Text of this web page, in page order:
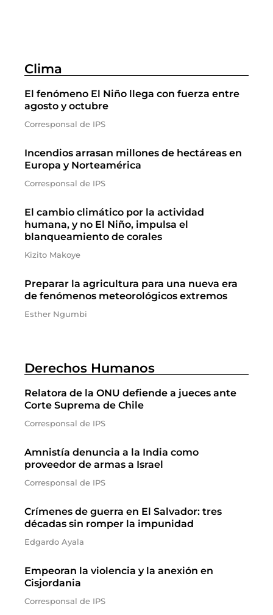
Clima
El fenómeno El Niño llega con fuerza entre
agosto y octubre
Corresponsal de IPS
Incendios arrasan millones de hectáreas en
Europa y Norteamérica
Corresponsal de IPS
El cambio climático por la actividad
humana, y no El Niño, impulsa el
blanqueamiento de corales
Kizito Makoye
Preparar la agricultura para una nueva era
de fenómenos meteorológicos extremos
Esther Ngumbi
Derechos Humanos
Relatora de la ONU defiende a jueces ante
Corte Suprema de Chile
Corresponsal de IPS
Amnistía denuncia a la India como
proveedor de armas a Israel
Corresponsal de IPS
Crímenes de guerra en El Salvador: tres
décadas sin romper la impunidad
Edgardo Ayala
Empeoran la violencia y la anexión en
Cisjordania
Corresponsal de IPS